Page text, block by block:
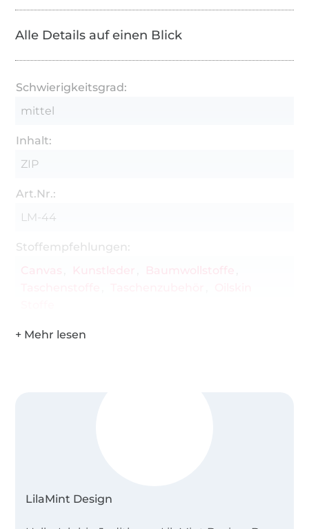
anbieten, so muss eine Gewerbelizenz erworben
Alle Details auf einen Blick
Schwierigkeitsgrad:
mittel
Inhalt:
ZIP
Art.Nr.:
LM-44
Stoffempfehlungen:
Canvas
Kunstleder
Baumwollstoffe
LilaMint Design